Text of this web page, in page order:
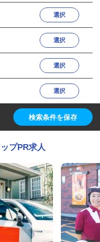
選択
選択
選択
選択
検索条件を保存
プPR求人